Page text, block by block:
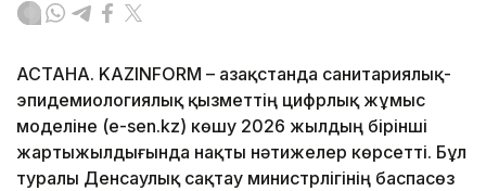
АСТАНА. KAZINFORM – Қазақстанда санитариялық-
эпидемиологиялық қызметтің цифрлық жұмыс
моделіне (e-sen.kz) көшу 2026 жылдың бірінші
жартыжылдығында нақты нәтижелер көрсетті. Бұл
туралы Денсаулық сақтау министрлігінің баспасөз